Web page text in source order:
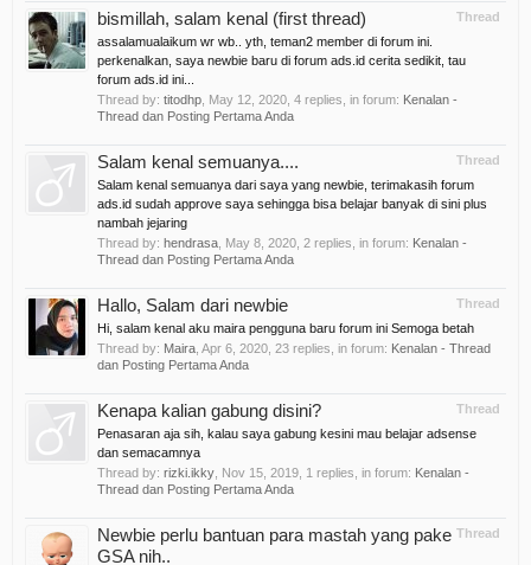
Thread
bismillah, salam kenal (first thread)
assalamualaikum wr wb.. yth, teman2 member di forum ini.
perkenalkan, saya newbie baru di forum ads.id cerita sedikit, tau
forum ads.id ini...
Thread by: titodhp May 12, 2020 , 4 replies, in forum: Kenalan -
Thread dan Posting Pertama Anda
Thread
Salam kenal semuanya....
Salam kenal semuanya dari saya yang newbie, terimakasih forum
ads.id sudah approve saya sehingga bisa belajar banyak di sini plus
nambah jejaring
Thread by: hendrasa May 8, 2020 , 2 replies, in forum: Kenalan -
Thread dan Posting Pertama Anda
Thread
Hallo, Salam dari newbie
Hi, salam kenal aku maira pengguna baru forum ini Semoga betah
Thread by: Maira Apr 6, 2020 , 23 replies, in forum: Kenalan - Thread
dan Posting Pertama Anda
Thread
Kenapa kalian gabung disini?
Penasaran aja sih, kalau saya gabung kesini mau belajar adsense
dan semacamnya
Thread by: rizki.ikky Nov 15, 2019 , 1 replies, in forum: Kenalan -
Thread dan Posting Pertama Anda
Thread
Newbie perlu bantuan para mastah yang pake
GSA nih..